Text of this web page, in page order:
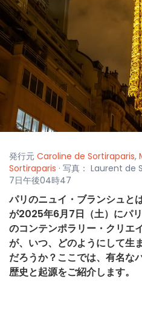
発行元 Caroline de Sortiraparis,
Sortiraparis · 写真： Laurent de
7日午後04時47
パリのニュイ・ブランシュと
が2025年6月7日（土）にパ
のコンテンポラリー・クリエ
が、いつ、どのようにして生
だろうか？ここでは、有名な
歴史と起源をご紹介します。